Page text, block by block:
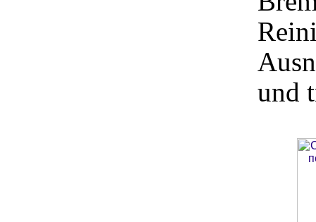
und